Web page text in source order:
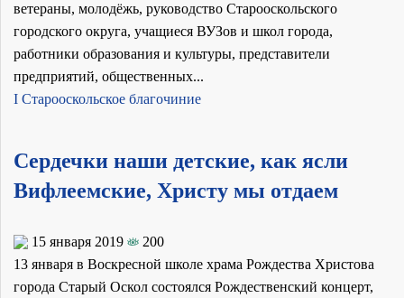
ветераны, молодёжь, руководство Старооскольского
городского округа, учащиеся ВУЗов и школ города,
работники образования и культуры, представители
предприятий, общественных...
I Старооскольское благочиние
Сердечки наши детские, как ясли
Вифлеемские, Христу мы отдаем
15 января 2019
200
13 января в Воскресной школе храма Рождества Христова
города Старый Оскол состоялся Рождественский концерт,